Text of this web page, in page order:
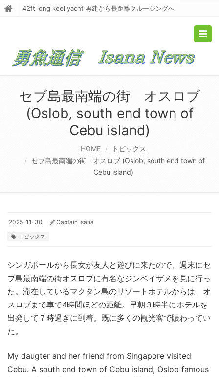
42ft long keel yacht 再建から長距離クルージングへ
セブ島最南端の街 オスロブ
(Oslob, south end town of
Cebu island)
HOME
トピックス
セブ島最南端の街 オスロブ (Oslob, south end town of
Cebu island)
2025-11-30 Captain Isana
トピックス
シンガポールから長女が友人と遊びに来たので、週末にセ
ブ島最南端の街オスロブに有名なジンベイザメを見に行っ
た。滞在しているマクタン島のリゾートホテルからは、オ
スロブまで車で4時間ほどの距離。早朝３時半にホテルを
出発して７時過ぎに到着。既に多くの観光客で賑わってい
た。
My daugter and her friend from Singapore visited
Cebu. A south end town of Cebu island, Oslob famous